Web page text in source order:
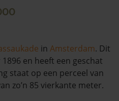
in Amsterdam. Dit
en heeft een geschat
staat op een perceel van
zo’n 85 vierkante meter.